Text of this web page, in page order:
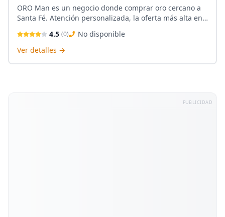
ORO Man es un negocio donde comprar oro cercano a
Santa Fé. Atención personalizada, la oferta más alta en
empeños puede obtener euros al instante.
4.5 (0)
No disponible
Ver detalles →
PUBLICIDAD